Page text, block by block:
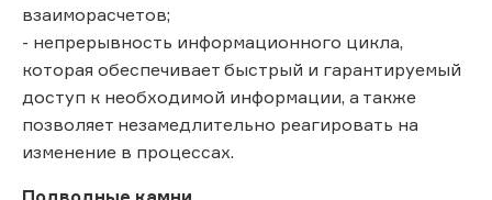
взаиморасчетов;
- непрерывность информационного цикла,
которая обеспечивает быстрый и гарантируемый
доступ к необходимой информации, а также
позволяет незамедлительно реагировать на
изменение в процессах.